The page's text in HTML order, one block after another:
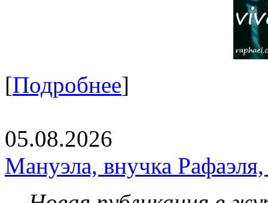
[Подробнее]
05.08.2026
Мануэла, внучка